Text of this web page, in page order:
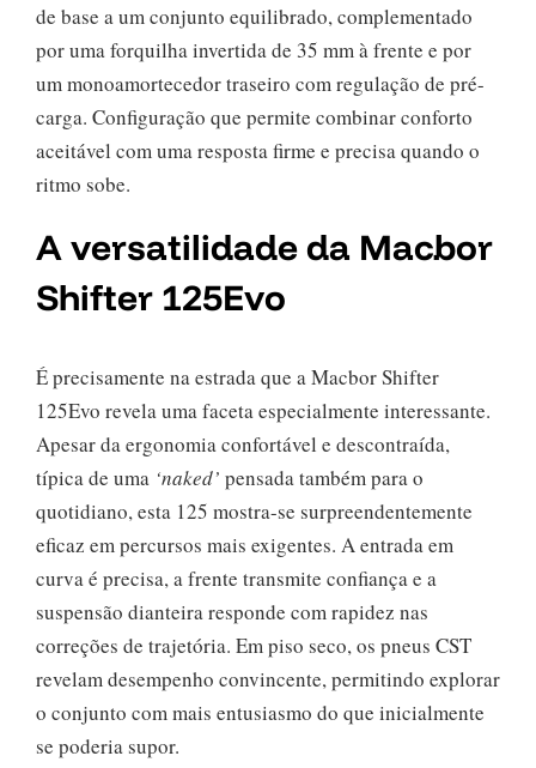
de base a um conjunto equilibrado, complementado
por uma forquilha invertida de 35 mm à frente e por
um monoamortecedor traseiro com regulação de pré-
carga. Configuração que permite combinar conforto
aceitável com uma resposta firme e precisa quando o
ritmo sobe.
A versatilidade da Macbor
Shifter 125Evo
É precisamente na estrada que a Macbor Shifter
125Evo revela uma faceta especialmente interessante.
Apesar da ergonomia confortável e descontraída,
típica de uma ‘naked’ pensada também para o
quotidiano, esta 125 mostra-se surpreendentemente
eficaz em percursos mais exigentes. A entrada em
curva é precisa, a frente transmite confiança e a
suspensão dianteira responde com rapidez nas
correções de trajetória. Em piso seco, os pneus CST
revelam desempenho convincente, permitindo explorar
o conjunto com mais entusiasmo do que inicialmente
se poderia supor.